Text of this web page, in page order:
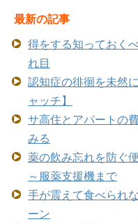
最新の記事
得をする知っておく
れ目
認知症の徘徊を未然
ャッチ】
サ高住とアパートの
みる
薬の飲み忘れを防ぐ
～服薬支援機まで
手が震えて食べられ
ーン